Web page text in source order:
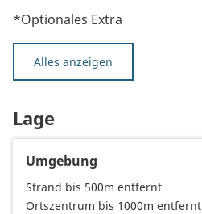
*Optionales Extra
Alles anzeigen
Lage
Umgebung
Strand bis 500m entfernt
Ortszentrum bis 1000m entfernt